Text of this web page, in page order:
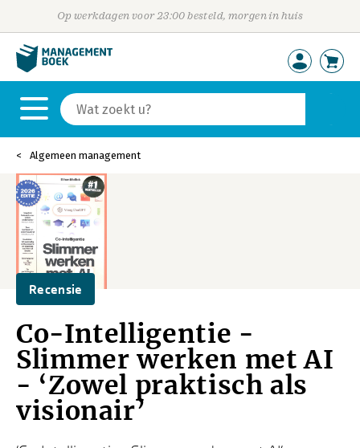
Op werkdagen voor 23:00 besteld, morgen in huis
Algemeen management
Recensie
Co-Intelligentie -
Slimmer werken met AI
- ‘Zowel praktisch als
visionair’